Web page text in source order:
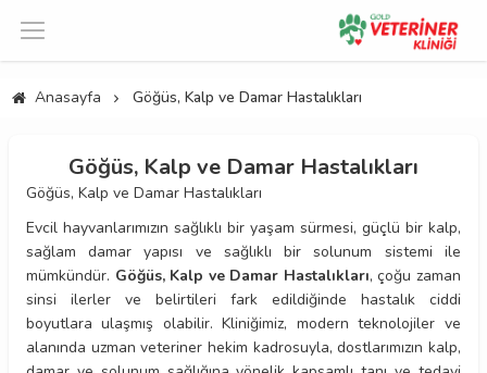
Anasayfa Göğüs, Kalp ve Damar Hastalıkları
Göğüs, Kalp ve Damar Hastalıkları
Göğüs, Kalp ve Damar Hastalıkları
Evcil hayvanlarımızın sağlıklı bir yaşam sürmesi, güçlü bir kalp,
sağlam damar yapısı ve sağlıklı bir solunum sistemi ile
mümkündür. Göğüs, Kalp ve Damar Hastalıkları, çoğu zaman
sinsi ilerler ve belirtileri fark edildiğinde hastalık ciddi
boyutlara ulaşmış olabilir. Kliniğimiz, modern teknolojiler ve
alanında uzman veteriner hekim kadrosuyla, dostlarımızın kalp,